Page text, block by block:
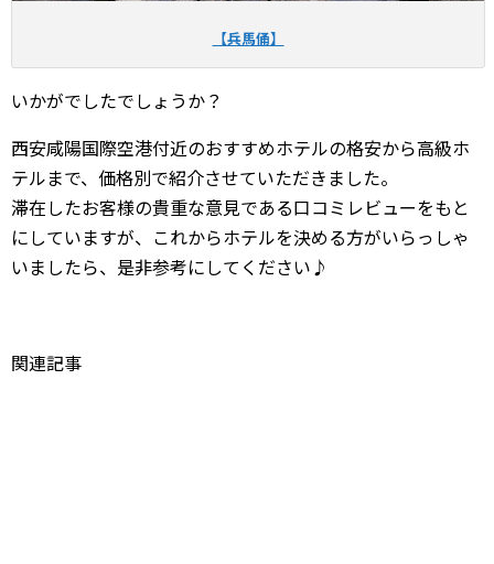
【兵馬俑】
いかがでしたでしょうか？
西安咸陽国際空港付近のおすすめホテルの格安から高級ホ
テルまで、価格別で紹介させていただきました。
滞在したお客様の貴重な意見である口コミレビューをもと
にしていますが、これからホテルを決める方がいらっしゃ
いましたら、是非参考にしてください♪
関連記事